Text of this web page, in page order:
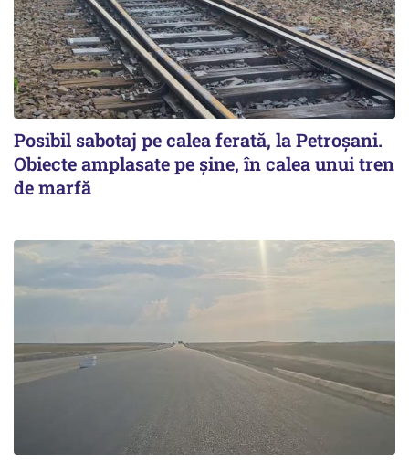
Posibil sabotaj pe calea ferată, la Petroșani.
Obiecte amplasate pe șine, în calea unui tren
de marfă